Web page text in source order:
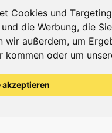
Cookies und
die Werbung, die
wir außerdem, um
kommen oder um
akzeptieren